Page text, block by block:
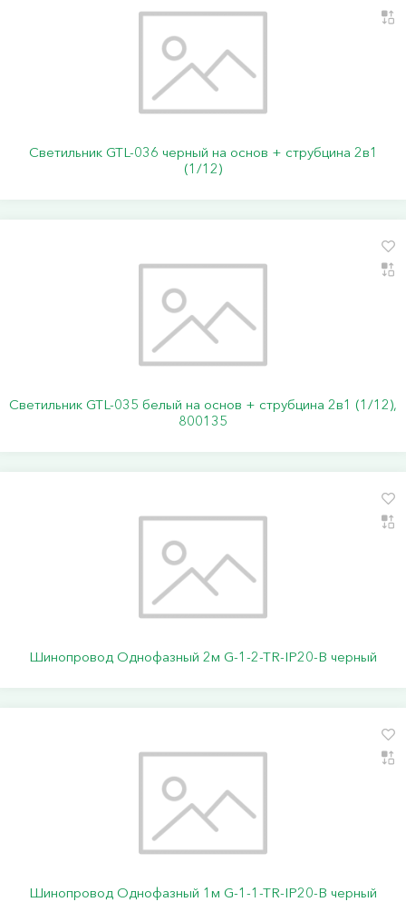
Светильник GTL-036 черный на основ + струбцина 2в1
(1/12)
Светильник GTL-035 белый на основ + струбцина 2в1 (1/12),
800135
Шинопровод Однофазный 2м G-1-2-TR-IP20-B черный
Шинопровод Однофазный 1м G-1-1-TR-IP20-B черный